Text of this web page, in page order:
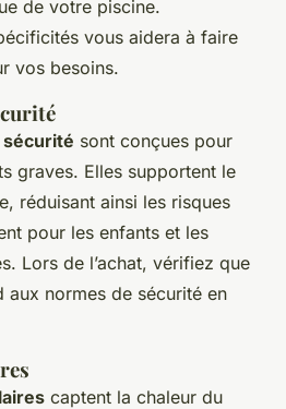
de votre piscine.
vous aidera à faire
vos besoins.
sont conçues pour
graves. Elles supportent le
réduisant ainsi les risques
pour les enfants et les
Lors de l’achat, vérifiez que
aux normes de sécurité en
captent la chaleur du